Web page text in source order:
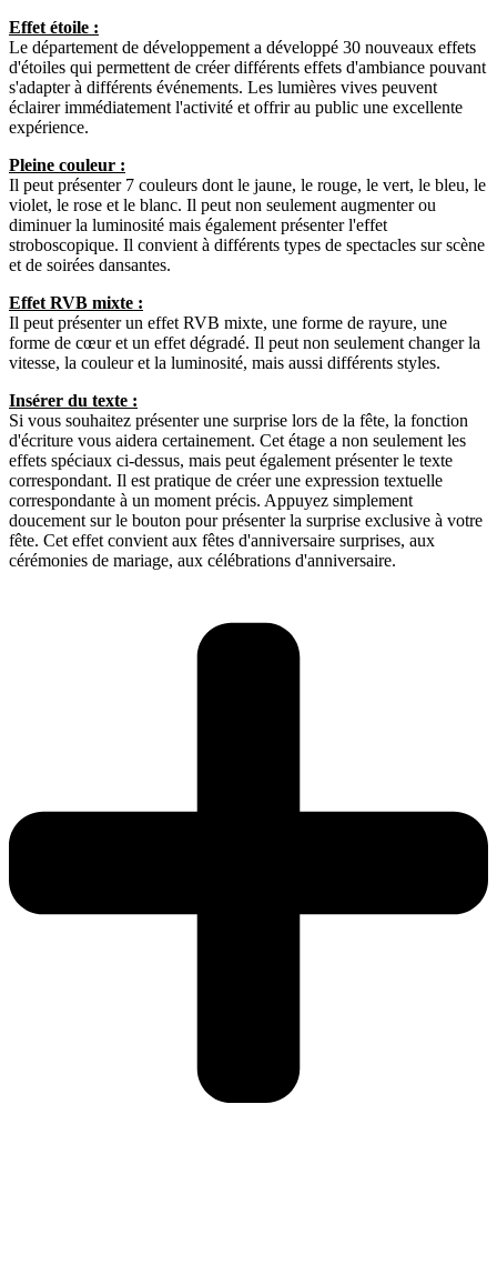
Effet étoile :
Le département de développement a développé 30 nouveaux effets
d'étoiles qui permettent de créer différents effets d'ambiance pouvant
s'adapter à différents événements. Les lumières vives peuvent
éclairer immédiatement l'activité et offrir au public une excellente
expérience.
Pleine couleur :
Il peut présenter 7 couleurs dont le jaune, le rouge, le vert, le bleu, le
violet, le rose et le blanc. Il peut non seulement augmenter ou
diminuer la luminosité mais également présenter l'effet
stroboscopique. Il convient à différents types de spectacles sur scène
et de soirées dansantes.
Effet RVB mixte :
Il peut présenter un effet RVB mixte, une forme de rayure, une
forme de cœur et un effet dégradé. Il peut non seulement changer la
vitesse, la couleur et la luminosité, mais aussi différents styles.
Insérer du texte :
Si vous souhaitez présenter une surprise lors de la fête, la fonction
d'écriture vous aidera certainement. Cet étage a non seulement les
effets spéciaux ci-dessus, mais peut également présenter le texte
correspondant. Il est pratique de créer une expression textuelle
correspondante à un moment précis. Appuyez simplement
doucement sur le bouton pour présenter la surprise exclusive à votre
fête. Cet effet convient aux fêtes d'anniversaire surprises, aux
cérémonies de mariage, aux célébrations d'anniversaire.